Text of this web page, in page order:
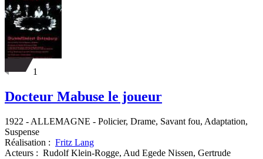
1
Docteur Mabuse le joueur
1922 - ALLEMAGNE - Policier, Drame, Savant fou, Adaptation,
Suspense
Réalisation : Fritz Lang
Acteurs : Rudolf Klein-Rogge, Aud Egede Nissen, Gertrude